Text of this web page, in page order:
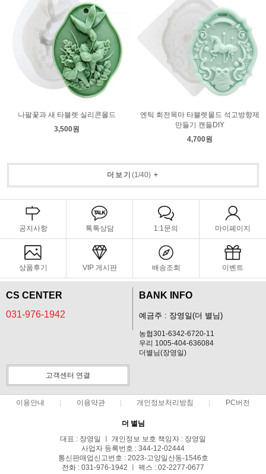
나팔꽃과 새 타블렛 실리콘몰드
3,500원
엔틱 회전목마 타블렛몰드 석고방향제
만들기 캔들DIY
4,700원
더보기 (1/40) +
공지사항 톡톡상담 1:1문의 마이페이지
상품후기 VIP 게시판 배송조회 이벤트
CS CENTER
031-976-1942
BANK INFO
예금주 : 장영일(더 별님)
농협301-6342-6720-11
우리 1005-404-636084
더별님(장영일)
고객센터 연결
이용안내 이용약관 개인정보처리방침 PC버전
더 별님
대표 : 장영일 ㅣ 개인정보 보호 책임자 : 장영일
사업자 등록번호 : 344-12-02444
통신판매업신고번호 : 2023-고양일산동-1546호
전화 : 031-976-1942 ㅣ 팩스 : 02-2277-0677